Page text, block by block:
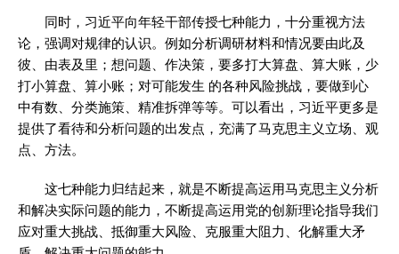
同时，习近平向年轻干部传授七种能力，十分重视方法
论，强调对规律的认识。例如分析调研材料和情况要由此及
彼、由表及里；想问题、作决策，要多打大算盘、算大账，少
打小算盘、算小账；对可能发生 的各种风险挑战，要做到心
中有数、分类施策、精准拆弹等等。可以看出，习近平更多是
提供了看待和分析问题的出发点，充满了马克思主义立场、观
点、方法。
这七种能力归结起来，就是不断提高运用马克思主义分析
和解决实际问题的能力，不断提高运用党的创新理论指导我们
应对重大挑战、抵御重大风险、克服重大阻力、化解重大矛